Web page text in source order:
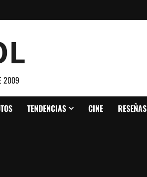
2009
TENDENCIAS CINE RESEÑAS